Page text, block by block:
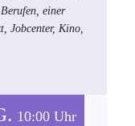
einer
Jobcenter, Kino,
10:00 Uhr